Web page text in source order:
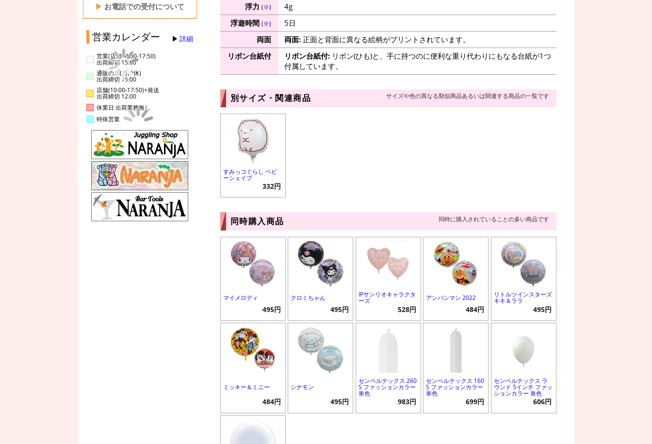
▶ お電話での受付について
営業カレンダー 詳細
営業(店舗14:00-17:50)
出荷締切 15:00
通販のみ(店舗休)
出荷締切 15:00
店舗(10:00-17:50)+発送
出荷締切 12:00
休業日 出荷業務無し
特殊営業
浮力 (※)
4g
浮遊時間 (※)
5日
両面
両面:正面と背面に異なる絵柄がプリントされています。
リボン台紙付
リボン台紙付:リボン(ひも)と、手に持つのに便利な重り代わりにもなる台紙が1つ
付属しています。
別サイズ・関連商品 サイズや色の異なる類似商品あるいは関連する商品の一覧です
すみっコぐらし ベビ
ーシェイプ
332円
同時購入商品 同時に購入されていることの多い商品です
マイメロディ
495円
クロミちゃん
495円
IPサンリオキャラクタ
ーズ
528円
アンパンマン 2022
484円
リトルツインスターズ
キキ＆ララ
495円
ミッキー＆ミニー
484円
シナモン
495円
センペルテックス 260
S ファッションカラー
単色
983円
センペルテックス 160
S ファッションカラー
単色
699円
センペルテックス ラ
ウンド 5インチ ファッ
ションカラー 単色
606円